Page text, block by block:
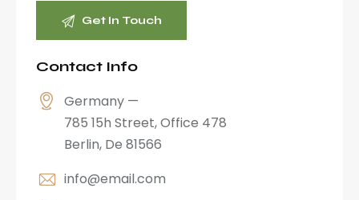
Contact Info
Germany —
785 15h Street, Office 478
Berlin, De 81566
info@email.com